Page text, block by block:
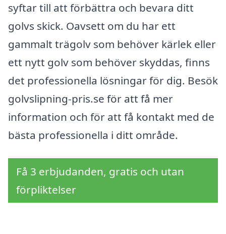
syftar till att förbättra och bevara ditt
golvs skick. Oavsett om du har ett
gammalt trägolv som behöver kärlek eller
ett nytt golv som behöver skyddas, finns
det professionella lösningar för dig. Besök
golvslipning-pris.se för att få mer
information och för att få kontakt med de
bästa professionella i ditt område.
Få 3 erbjudanden, gratis och utan
förpliktelser